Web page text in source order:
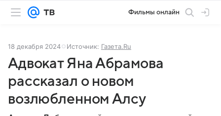
Фильмы онлайн
18 декабря 2024 Источник: Газета.Ru
Адвокат Яна Абрамова
рассказал о новом
возлюбленном Алсу